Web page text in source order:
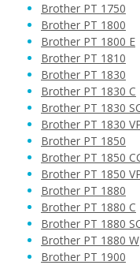
Brother PT 1750
Brother PT 1800
Brother PT 1800 E
Brother PT 1810
Brother PT 1830
Brother PT 1830 C
Brother PT 1830
Brother PT 1830
Brother PT 1850
Brother PT 1850
Brother PT 1850
Brother PT 1880
Brother PT 1880 C
Brother PT 1880
Brother PT 1880 W
Brother PT 1900